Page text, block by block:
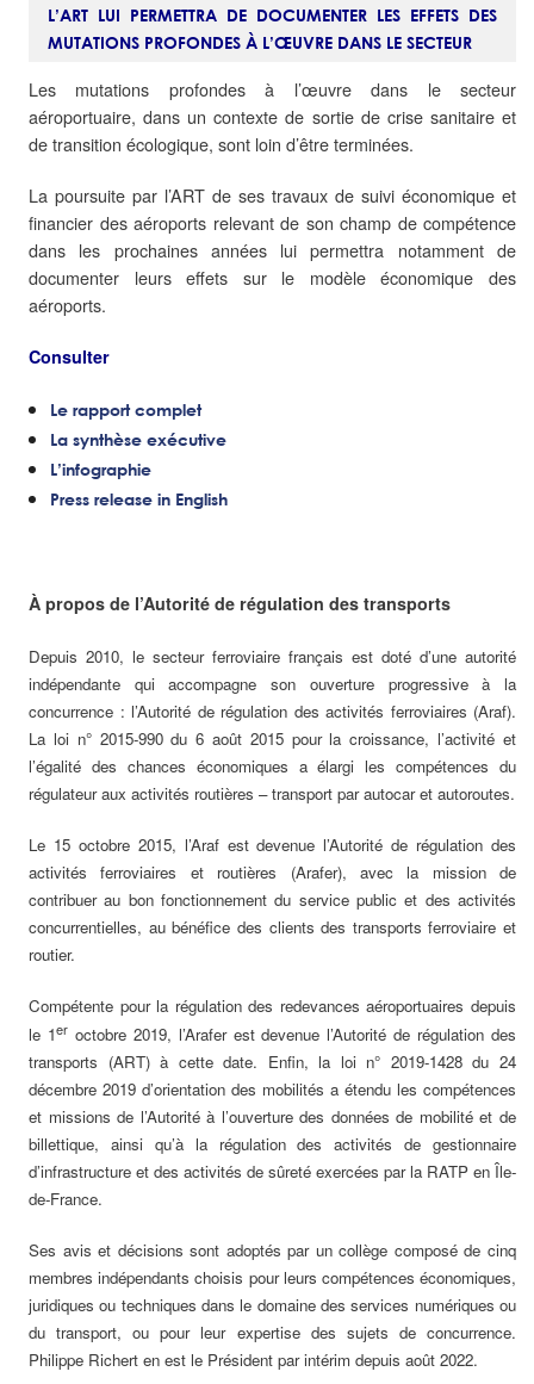
L’ART LUI PERMETTRA DE DOCUMENTER LES EFFETS DES
MUTATIONS PROFONDES À L’ŒUVRE DANS LE SECTEUR
Les mutations profondes à l’œuvre dans le secteur
aéroportuaire, dans un contexte de sortie de crise sanitaire et
de transition écologique, sont loin d’être terminées.
La poursuite par l’ART de ses travaux de suivi économique et
financier des aéroports relevant de son champ de compétence
dans les prochaines années lui permettra notamment de
documenter leurs effets sur le modèle économique des
aéroports.
Consulter
Le rapport complet
La synthèse exécutive
L’infographie
Press release in English
À propos de l’Autorité de régulation des transports
Depuis 2010, le secteur ferroviaire français est doté d’une autorité
indépendante qui accompagne son ouverture progressive à la
concurrence : l’Autorité de régulation des activités ferroviaires (Araf).
La loi n° 2015-990 du 6 août 2015 pour la croissance, l’activité et
l’égalité des chances économiques a élargi les compétences du
régulateur aux activités routières – transport par autocar et autoroutes.
Le 15 octobre 2015, l’Araf est devenue l’Autorité de régulation des
activités ferroviaires et routières (Arafer), avec la mission de
contribuer au bon fonctionnement du service public et des activités
concurrentielles, au bénéfice des clients des transports ferroviaire et
routier.
Compétente pour la régulation des redevances aéroportuaires depuis
le 1eroctobre 2019, l’Arafer est devenue l’Autorité de régulation des
transports (ART) à cette date. Enfin, la loi n° 2019-1428 du 24
décembre 2019 d’orientation des mobilités a étendu les compétences
et missions de l’Autorité à l’ouverture des données de mobilité et de
billettique, ainsi qu’à la régulation des activités de gestionnaire
d’infrastructure et des activités de sûreté exercées par la RATP en Île-
de-France.
Ses avis et décisions sont adoptés par un collège composé de cinq
membres indépendants choisis pour leurs compétences économiques,
juridiques ou techniques dans le domaine des services numériques ou
du transport, ou pour leur expertise des sujets de concurrence.
Philippe Richert en est le Président par intérim depuis août 2022.